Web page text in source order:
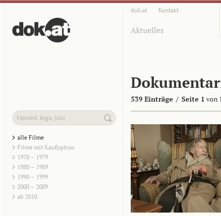
dok.at Kontakt
Aktuelles
539 Einträge / Seite 1 von
alle Filme
Filme mit Kaufoption
1970 – 1979
1980 – 1989
1990 – 1999
2000 – 2009
ab 2010